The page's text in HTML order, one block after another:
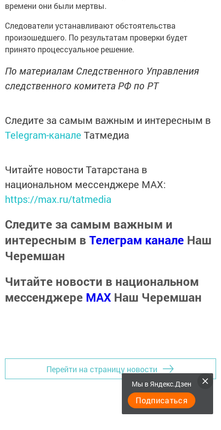
времени они были мертвы.
Следователи устанавливают обстоятельства
произошедшего. По результатам проверки будет
принято процессуальное решение.
По материалам Следственного Управления
следственного комитета РФ по РТ
Следите за самым важным и интересным в
Telegram-канале Татмедиа
Читайте новости Татарстана в
национальном мессенджере MАХ:
https://max.ru/tatmedia
Следите за самым важным и
интересным в Телеграм канале Наш
Черемшан
Читайте новости в национальном
мессенджере MАХ Наш Черемшан
Перейти на страницу новости
Мы в Яндекс.Дзен
Подписаться